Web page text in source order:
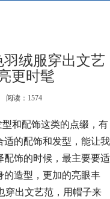
绒服穿出文艺
更时髦
阅读：1574
和配饰这类的点缀，有
的配饰和发型，能让我
饰的时候，最主要要适
造型，更加的亮眼丰
穿出文艺范，用帽子来